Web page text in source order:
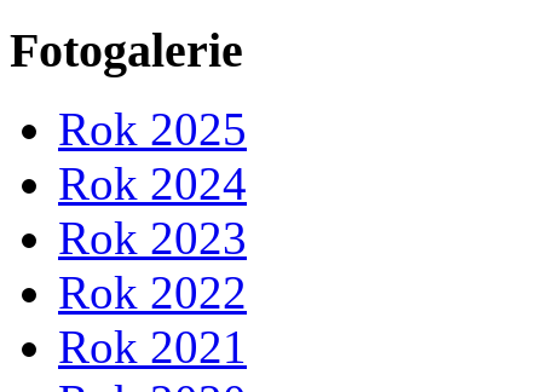
Fotogalerie
Rok 2025
Rok 2024
Rok 2023
Rok 2022
Rok 2021